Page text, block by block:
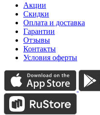
Акции
Скидки
Оплата и доставка
Гарантии
Отзывы
Контакты
Условия оферты